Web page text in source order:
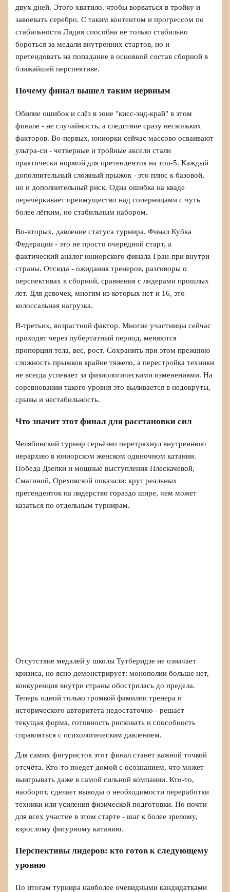
двух дней. Этого хватило, чтобы ворваться в тройку и
завоевать серебро. С таким контентом и прогрессом по
стабильности Лидия способна не только стабильно
бороться за медали внутренних стартов, но и
претендовать на попадание в основной состав сборной в
ближайшей перспективе.
Почему финал вышел таким нервным
Обилие ошибок и слёз в зоне "кисс-энд-край" в этом
финале - не случайность, а следствие сразу нескольких
факторов. Во-первых, юниорки сейчас массово осваивают
ультра-си - четверные и тройные аксели стали
практически нормой для претенденток на топ-5. Каждый
дополнительный сложный прыжок - это плюс к базовой,
но и дополнительный риск. Одна ошибка на кваде
перечёркивает преимущество над соперницами с чуть
более лёгким, но стабильным набором.
Во-вторых, давление статуса турнира. Финал Кубка
Федерации - это не просто очередной старт, а
фактический аналог юниорского финала Гран-при внутри
страны. Отсюда - ожидания тренеров, разговоры о
перспективах в сборной, сравнения с лидерами прошлых
лет. Для девочек, многим из которых нет и 16, это
колоссальная нагрузка.
В-третьих, возрастной фактор. Многие участницы сейчас
проходят через пубертатный период, меняются
пропорции тела, вес, рост. Сохранить при этом прежнюю
сложность прыжков крайне тяжело, а перестройка техники
не всегда успевает за физиологическими изменениями. На
соревновании такого уровня это выливается в недокруты,
срывы и нестабильность.
Что значит этот финал для расстановки сил
Челябинский турнир серьёзно перетряхнул внутреннюю
иерархию в юниорском женском одиночном катании.
Победа Дзепки и мощные выступления Плескачевой,
Смагиной, Ореховской показали: круг реальных
претенденток на лидерство гораздо шире, чем может
казаться по отдельным турнирам.
Отсутствие медалей у школы Тутберидзе не означает
кризиса, но ясно демонстрирует: монополии больше нет,
конкуренция внутри страны обострилась до предела.
Теперь одной только громкой фамилии тренера и
исторического авторитета недостаточно - решает
текущая форма, готовность рисковать и способность
справляться с психологическим давлением.
Для самих фигуристок этот финал станет важной точкой
отсчёта. Кто-то поедет домой с осознанием, что может
выигрывать даже в самой сильной компании. Кто-то,
наоборот, сделает выводы о необходимости переработки
техники или усиления физической подготовки. Но почти
для всех участие в этом старте - шаг к более зрелому,
взрослому фигурному катанию.
Перспективы лидеров: кто готов к следующему
уровню
По итогам турнира наиболее очевидными кандидатками